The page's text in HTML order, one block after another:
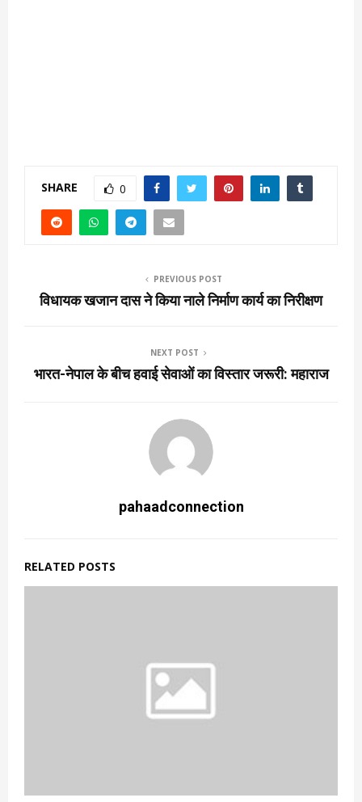
SHARE 0
PREVIOUS POST
विधायक खजान दास ने किया नाले निर्माण कार्य का निरीक्षण
NEXT POST
भारत-नेपाल के बीच हवाई सेवाओं का विस्तार जरूरी: महाराज
pahaadconnection
RELATED POSTS